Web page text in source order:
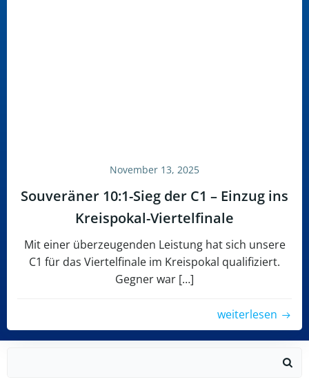
November 13, 2025
Souveräner 10:1-Sieg der C1 – Einzug ins
Kreispokal-Viertelfinale
Mit einer überzeugenden Leistung hat sich unsere
C1 für das Viertelfinale im Kreispokal qualifiziert.
Gegner war […]
weiterlesen